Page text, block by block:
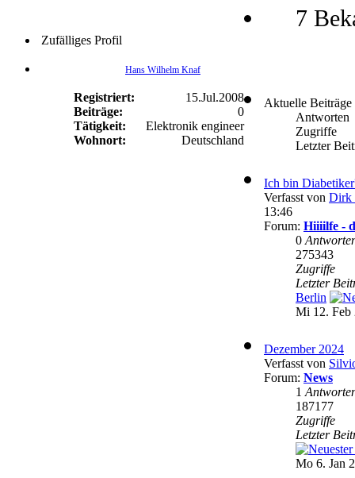
Zufälliges Profil
Hans Wilhelm Knaf
Registriert:
15.Jul.2008
Beiträge:
0
Tätigkeit:
Elektronik engineer
Wohnort:
Deutschland
7
Aktuelle Beiträge
Antworten
Zugriffe
Letzter
Ich bin
Verfasst von Dirk
13:46
Forum: Hiiiilfe -
0
275343
Zugriffe
Letzter
Berlin
Mi 12. Feb
Dezember 2024
Verfasst von
Forum: News
1
187177
Zugriffe
Letzter
Mo 6. Jan